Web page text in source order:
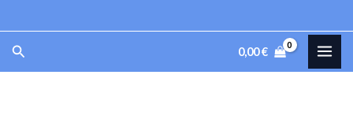
al
contenido
Buscar 0,00€